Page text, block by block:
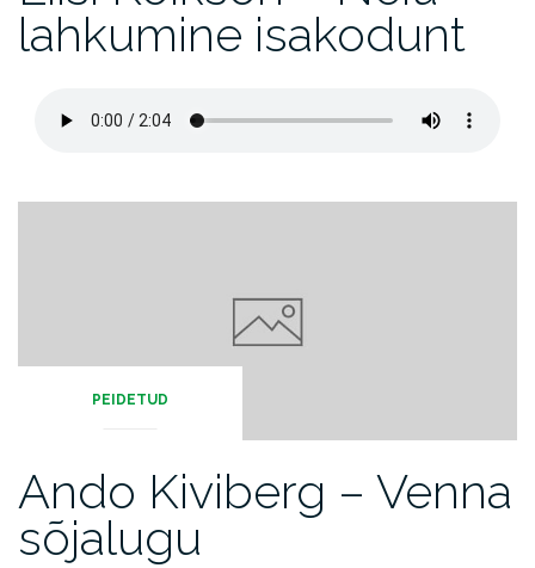
lahkumine isakodunt
PEIDETUD
Ando Kiviberg – Venna
sõjalugu